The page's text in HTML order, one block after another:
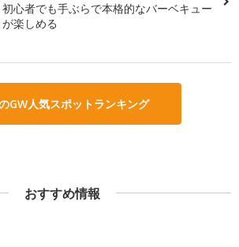
初心者でも手ぶらで本格的なバーベキュー
が楽しめる
GW人気スポットランキング
おすすめ情報